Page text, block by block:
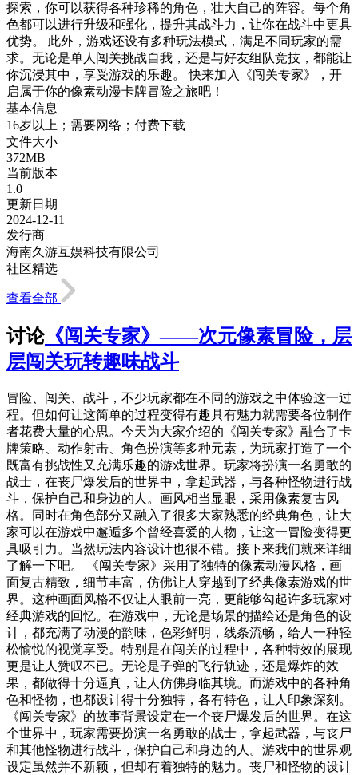
探索，你可以获得各种珍稀的角色，壮大自己的阵容。每个角
色都可以进行升级和强化，提升其战斗力，让你在战斗中更具
优势。 此外，游戏还设有多种玩法模式，满足不同玩家的需
求。无论是单人闯关挑战自我，还是与好友组队竞技，都能让
你沉浸其中，享受游戏的乐趣。 快来加入《闯关专家》，开
启属于你的像素动漫卡牌冒险之旅吧！
基本信息
16岁以上；需要网络；付费下载
文件大小
372MB
当前版本
1.0
更新日期
2024-12-11
发行商
海南久游互娱科技有限公司
社区精选
查看全部
讨论《闯关专家》——次元像素冒险，层
层闯关玩转趣味战斗
冒险、闯关、战斗，不少玩家都在不同的游戏之中体验这一过
程。但如何让这简单的过程变得有趣具有魅力就需要各位制作
者花费大量的心思。今天为大家介绍的《闯关专家》融合了卡
牌策略、动作射击、角色扮演等多种元素，为玩家打造了一个
既富有挑战性又充满乐趣的游戏世界。玩家将扮演一名勇敢的
战士，在丧尸爆发后的世界中，拿起武器，与各种怪物进行战
斗，保护自己和身边的人。画风相当显眼，采用像素复古风
格。同时在角色部分又融入了很多大家熟悉的经典角色，让大
家可以在游戏中邂逅多个曾经喜爱的人物，让这一冒险变得更
具吸引力。当然玩法内容设计也很不错。接下来我们就来详细
了解一下吧。 《闯关专家》采用了独特的像素动漫风格，画
面复古精致，细节丰富，仿佛让人穿越到了经典像素游戏的世
界。这种画面风格不仅让人眼前一亮，更能够勾起许多玩家对
经典游戏的回忆。在游戏中，无论是场景的描绘还是角色的设
计，都充满了动漫的韵味，色彩鲜明，线条流畅，给人一种轻
松愉悦的视觉享受。特别是在闯关的过程中，各种特效的展现
更是让人赞叹不已。无论是子弹的飞行轨迹，还是爆炸的效
果，都做得十分逼真，让人仿佛身临其境。而游戏中的各种角
色和怪物，也都设计得十分独特，各有特色，让人印象深刻。
《闯关专家》的故事背景设定在一个丧尸爆发后的世界。在这
个世界中，玩家需要扮演一名勇敢的战士，拿起武器，与丧尸
和其他怪物进行战斗，保护自己和身边的人。游戏中的世界观
设定虽然并不新颖，但却有着独特的魅力。丧尸和怪物的设计